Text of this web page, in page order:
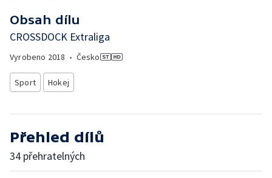
Obsah dílu
CROSSDOCK Extraliga
Vyrobeno 2018 • Česko
Sport Hokej
Přehled dílů
34 přehratelných